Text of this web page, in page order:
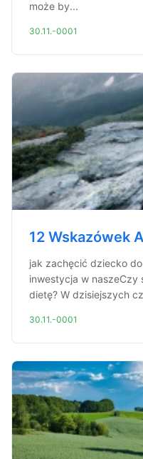
może by...
30.11.-0001
12 Wskazówek
jak zachęcić dziecko
inwestycja w naszeCzy
dietę? W dzisiejszych
30.11.-0001